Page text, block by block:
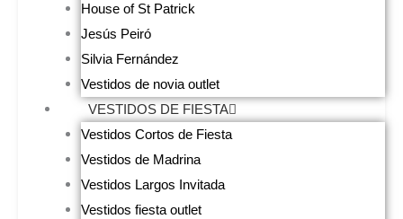
House of St Patrick
Jesús Peiró
Silvia Fernández
Vestidos de novia outlet
VESTIDOS DE FIESTA
Vestidos Cortos de Fiesta
Vestidos de Madrina
Vestidos Largos Invitada
Vestidos fiesta outlet